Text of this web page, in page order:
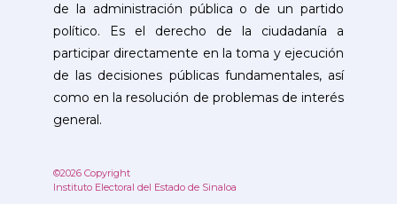
de la administración pública o de un partido
político. Es el derecho de la ciudadanía a
participar directamente en la toma y ejecución
de las decisiones públicas fundamentales, así
como en la resolución de problemas de interés
general.
©2026 Copyright
Instituto Electoral del Estado de Sinaloa